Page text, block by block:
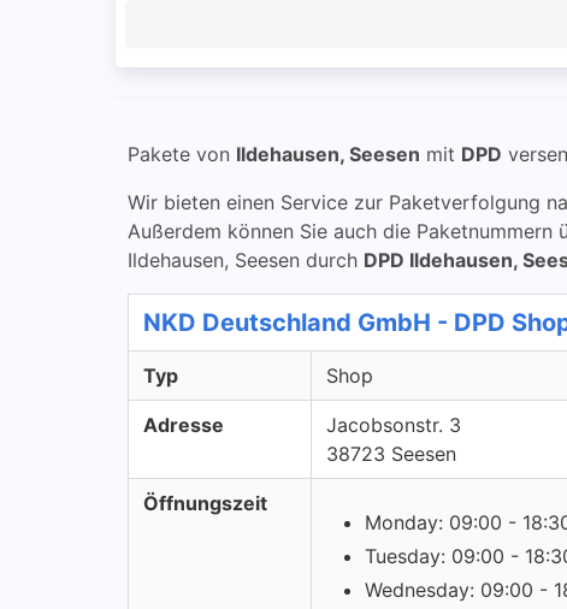
Pakete von Ildehausen, Seesen mit DPD
Wir bieten einen Service zur Paketverfolgung
Außerdem können Sie auch die Paketnummern
Ildehausen, Seesen durch DPD Ildehausen,
NKD Deutschland GmbH - DPD
Typ Shop
Adresse
Jacobsonstr. 3
38723 Seesen
Öffnungszeit
Monday: 09:00 -
Tuesday: 09:00 -
Wednesday: 09:00 -